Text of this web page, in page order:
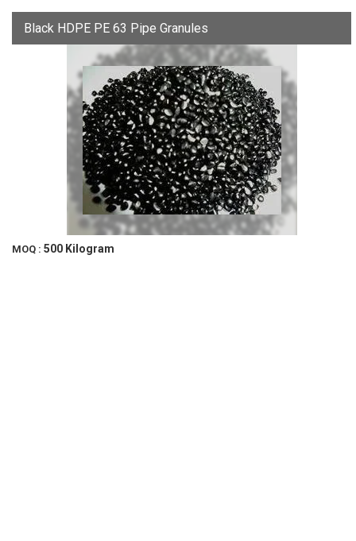
Black HDPE PE 63 Pipe Granules
MOQ : 500 Kilogram